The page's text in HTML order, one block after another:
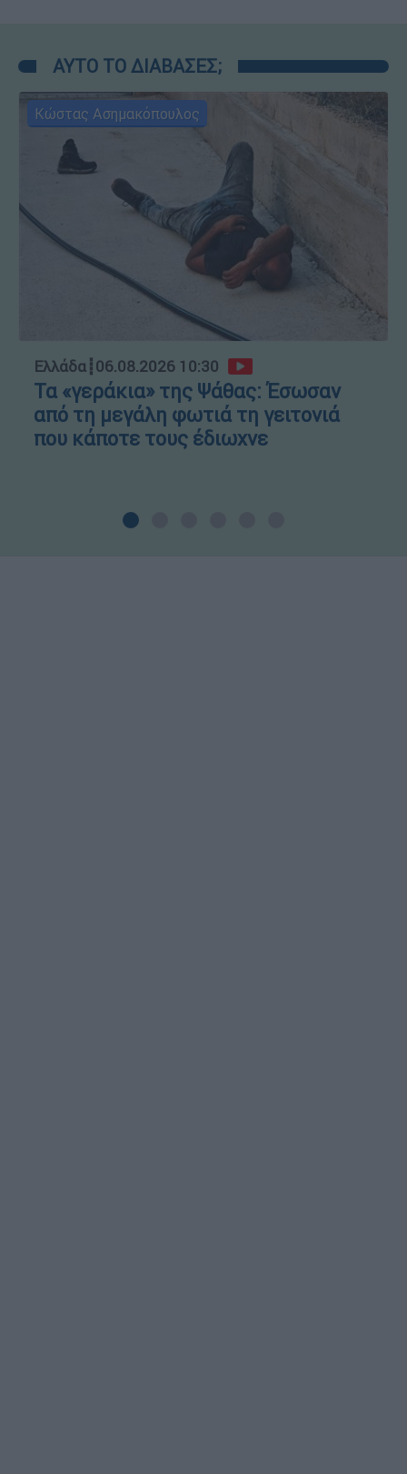
ΑΥΤΟ ΤΟ ΔΙΑΒΑΣΕΣ;
Κώστας Ασημακόπουλος
Ελλάδα┋06.08.2026 10:30
Τα «γεράκια» της Ψάθας: Έσωσαν
από τη μεγάλη φωτιά τη γειτονιά
που κάποτε τους έδιωχνε